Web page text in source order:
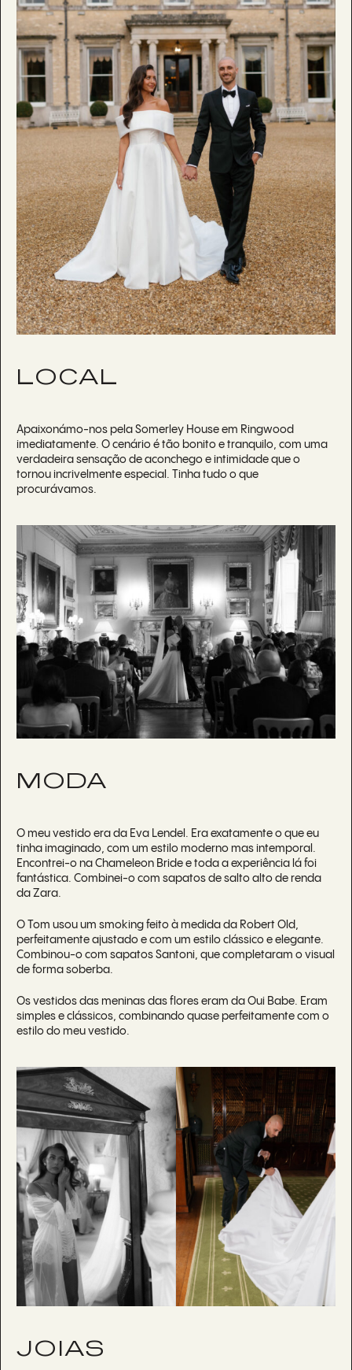
LOCAL
Apaixonámo-nos pela Somerley House em Ringwood
imediatamente. O cenário é tão bonito e tranquilo, com uma
verdadeira sensação de aconchego e intimidade que o
tornou incrivelmente especial. Tinha tudo o que
procurávamos.
MODA
O meu vestido era da Eva Lendel. Era exatamente o que eu
tinha imaginado, com um estilo moderno mas intemporal.
Encontrei-o na Chameleon Bride e toda a experiência lá foi
fantástica. Combinei-o com sapatos de salto alto de renda
da Zara.
O Tom usou um smoking feito à medida da Robert Old,
perfeitamente ajustado e com um estilo clássico e elegante.
Combinou-o com sapatos Santoni, que completaram o visual
de forma soberba.
Os vestidos das meninas das flores eram da Oui Babe. Eram
simples e clássicos, combinando quase perfeitamente com o
estilo do meu vestido.
JOIAS